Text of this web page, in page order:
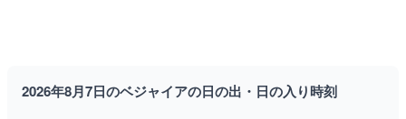
2026年8月7日のベジャイアの日の出・日の入り時刻